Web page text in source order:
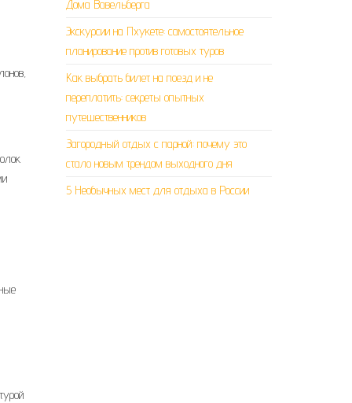
Дома Вавельберга
Экскурсии на Пхукете: самостоятельное
планирование против готовых туров
Как выбрать билет на поезд и не
переплатить: секреты опытных
путешественников
Загородный отдых с парной: почему это
стало новым трендом выходного дня
5 Необычных мест для отдыха в России